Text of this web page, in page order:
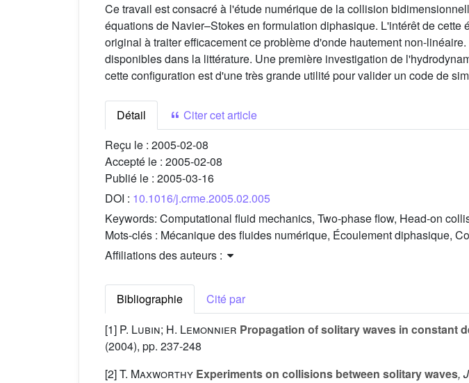
Ce travail est consacré à l'étude numérique de la collision
équations de Navier–Stokes en formulation diphasique. L'intérêt de
original à traiter efficacement ce problème d'onde hautement non-
disponibles dans la littérature. Une première investigation de
cette configuration est d'une très grande utilité pour valider un code de
Détail
Citer cet article
Reçu le : 2005-02-08
Accepté le : 2005-02-08
Publié le : 2005-03-16
DOI : 10.1016/j.crme.2005.02.005
Keywords: Computational fluid mechanics, Two-phase flow, Head-on
Mots-clés : Mécanique des fluides numérique, Écoulement diphasique,
Affiliations des auteurs :
Bibliographie
Cité par
[1] P. Lubin; H. Lemonnier Propagation of solitary waves in constant
(2004), pp. 237-248
[2]T. Maxworthy Experiments on collisions between solitary waves,